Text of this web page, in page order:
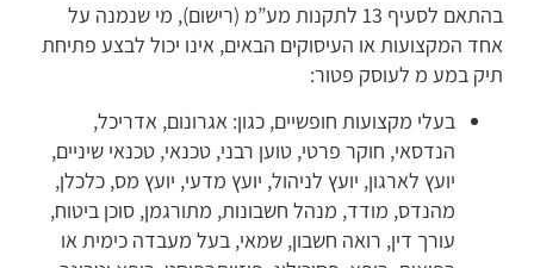
בהתאם לסעיף 13 לתקנות מע”מ (רישום), מי שנמנה על
המקצועות או העיסוקים הבאים, אינו יכול לבצע פתיחת
במע מ לעוסק פטור:
בעלי מקצועות חופשיים, כגון: אגרונום, אדריכל,
הנדסאי, חוקר פרטי, טוען רבני, טכנאי, טכנאי שיניים,
יועץ לארגון, יועץ לניהול, יועץ מדעי, יועץ מס, כלכלן,
מהנדס, מודד, מנהל חשבונות, מתורגמן, סוכן ביטוח,
עורך דין, רואה חשבון, שמאי, בעל מעבדה כימית או